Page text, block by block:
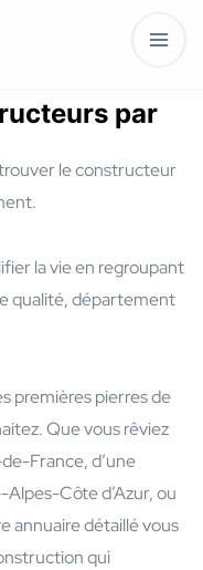
par
le constructeur
la vie en regroupant
qualité, département
premières pierres de
Que vous rêviez
France, d’une
Côte d’Azur, ou
annuaire détaillé vous
qui